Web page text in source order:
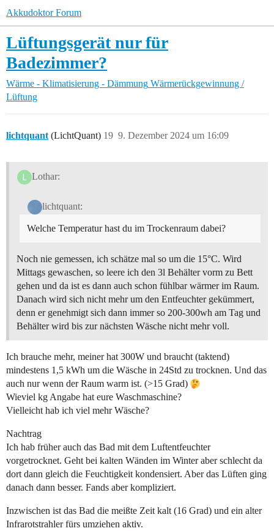
Akkudoktor Forum
Lüftungsgerät nur für
Badezimmer?
Wärme - Klimatisierung - Dämmung Wärmerückgewinnung /
Lüftung
lichtquant (LichtQuant) 9. Dezember 2024 um 16:09
19
Lothar:
lichtquant:
Welche Temperatur hast du im Trockenraum dabei?
Noch nie gemessen, ich schätze mal so um die 15°C. Wird
Mittags gewaschen, so leere ich den 3l Behälter vorm zu Bett
gehen und da ist es dann auch schon fühlbar wärmer im Raum.
Danach wird sich nicht mehr um den Entfeuchter gekümmert,
denn er genehmigt sich dann immer so 200-300wh am Tag und
Behälter wird bis zur nächsten Wäsche nicht mehr voll.
Ich brauche mehr, meiner hat 300W und braucht (taktend)
mindestens 1,5 kWh um die Wäsche in 24Std zu trocknen. Und das
auch nur wenn der Raum warm ist. (>15 Grad)
Wieviel kg Angabe hat eure Waschmaschine?
Vielleicht hab ich viel mehr Wäsche?
Nachtrag
Ich hab früher auch das Bad mit dem Luftentfeuchter
vorgetrocknet. Geht bei kalten Wänden im Winter aber schlecht da
dort dann gleich die Feuchtigkeit kondensiert. Aber das Lüften ging
danach dann besser. Fands aber kompliziert.
Inzwischen ist das Bad die meißte Zeit kalt (16 Grad) und ein alter
Infrarotstrahler fürs umziehen aktiv.